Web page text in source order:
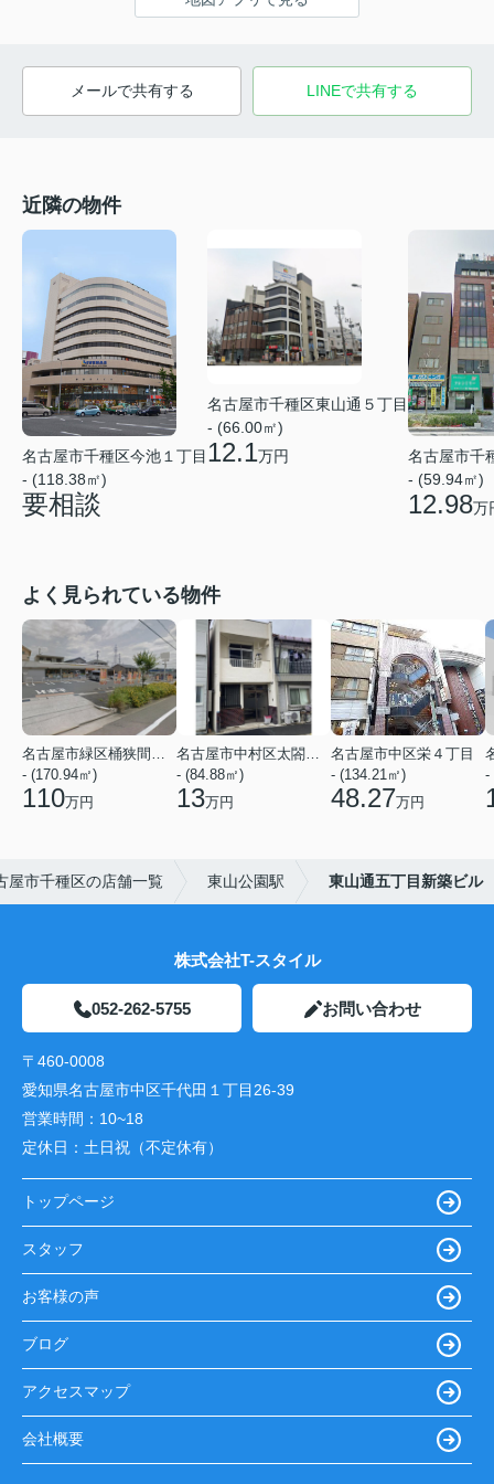
メールで共有する LINEで共有する
近隣の物件
名古屋市千種区今池１丁目
- (118.38㎡)
要相談
名古屋市千種区東山通５丁目
- (66.00㎡)
12.1万円
名古屋市千
- (59.94㎡)
12.98万
よく見られている物件
- (170.94㎡)
110万円
- (84.88㎡)
13万円
名古屋市中区栄４丁目
- (134.21㎡)
48.27万円
-
屋市千種区の店舗一覧 東山公園駅 東山通五丁目新築ビル
株式会社T-スタイル
052-262-5755 お問い合わせ
〒460-0008
愛知県名古屋市中区千代田１丁目26-39
営業時間： 10~18
定休日： 土日祝（不定休有）
トップページ
スタッフ
お客様の声
ブログ
アクセスマップ
会社概要